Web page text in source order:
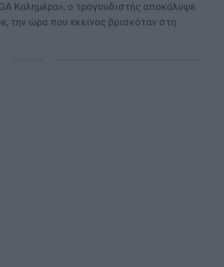
Καλημέρα», ο τραγουδιστής αποκάλυψε
την ώρα που εκείνος βρισκόταν στη